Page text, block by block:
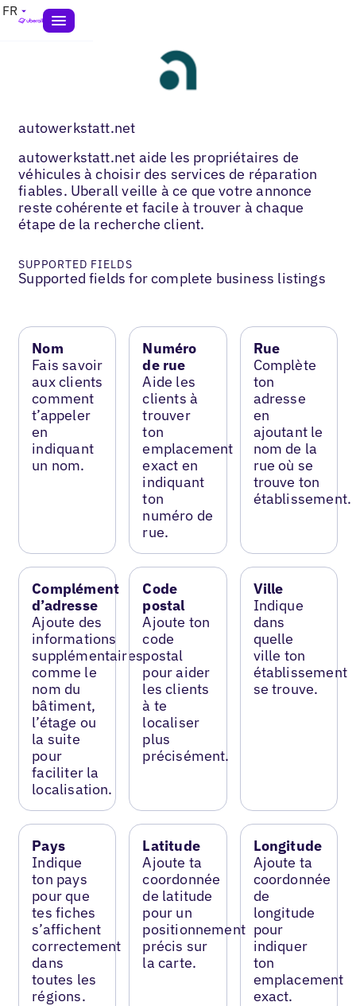
FR
autowerkstatt.net
autowerkstatt.net aide les propriétaires de
véhicules à choisir des services de réparation
fiables. Uberall veille à ce que votre annonce
reste cohérente et facile à trouver à chaque
étape de la recherche client.
SUPPORTED FIELDS
Supported fields for complete business listings
Nom
Fais savoir
aux clients
comment
t’appeler
en
indiquant
un nom.
Numéro
de rue
Aide les
clients à
trouver
ton
emplacement
exact en
indiquant
ton
numéro de
rue.
Rue
Complète
ton
adresse
en
ajoutant le
nom de la
rue où se
trouve ton
établissement.
Complément
d’adresse
Ajoute des
informations
supplémentaires
comme le
nom du
bâtiment,
l’étage ou
la suite
pour
faciliter la
localisation.
Code
postal
Ajoute ton
code
postal
pour aider
les clients
à te
localiser
plus
précisément.
Ville
Indique
dans
quelle
ville ton
établissement
se trouve.
Pays
Indique
ton pays
pour que
tes fiches
s’affichent
correctement
dans
toutes les
régions.
Latitude
Ajoute ta
coordonnée
de latitude
pour un
positionnement
précis sur
la carte.
Longitude
Ajoute ta
coordonnée
de
longitude
pour
indiquer
ton
emplacement
exact.